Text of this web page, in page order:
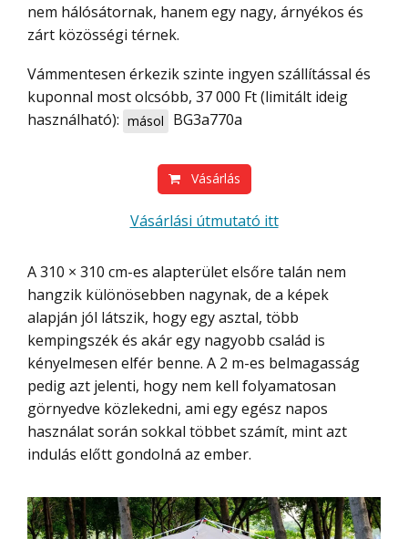
nem hálósátornak, hanem egy nagy, árnyékos és
zárt közösségi térnek.
Vámmentesen érkezik szinte ingyen szállítással és
kuponnal most olcsóbb, 37 000 Ft (limitált ideig
használható): másol BG3a770a
Vásárlás
Vásárlási útmutató itt
A 310 × 310 cm-es alapterület elsőre talán nem
hangzik különösebben nagynak, de a képek
alapján jól látszik, hogy egy asztal, több
kempingszék és akár egy nagyobb család is
kényelmesen elfér benne. A 2 m-es belmagasság
pedig azt jelenti, hogy nem kell folyamatosan
görnyedve közlekedni, ami egy egész napos
használat során sokkal többet számít, mint azt
indulás előtt gondolná az ember.